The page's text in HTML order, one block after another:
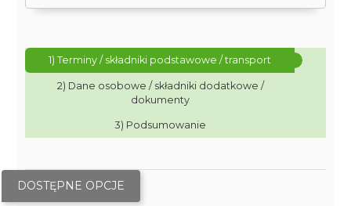
1) Terminy / składniki podstawowe / transport
2) Dane osobowe / składniki dodatkowe /
dokumenty
3) Podsumowanie
DOSTĘPNE OPCJE